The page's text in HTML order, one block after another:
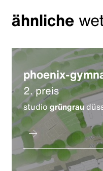
ähnliche
phoenix-
2. preis
studiogrüngrau